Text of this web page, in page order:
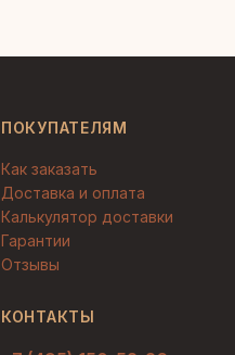
ПОКУПАТЕЛЯМ
Как заказать
Доставка и оплата
Калькулятор доставки
Гарантии
Отзывы
КОНТАКТЫ